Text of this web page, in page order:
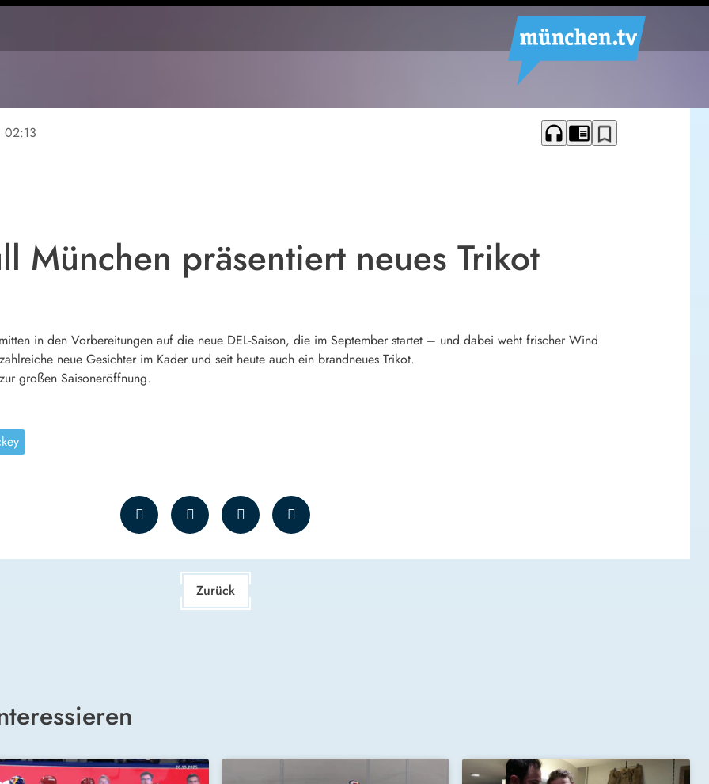
02:13 headphones chrome_reader_mode bookmark_border
München präsentiert neues Trikot
in den Vorbereitungen auf die neue DEL-Saison, die im September startet – und dabei weht frischer Wind
neue Gesichter im Kader und seit heute auch ein brandneues Trikot.
großen Saisoneröffnung.
Zurück